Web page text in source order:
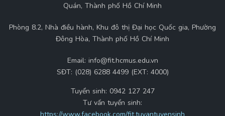
Quán, Thành phố Hồ Chí Minh
Phòng 8.2, Nhà điều hành, Khu đô thị Đại học Quốc gia, Phường
Đông Hòa, Thành phố Hồ Chí Minh
Email: info@fit.hcmus.edu.vn
SĐT: (028) 6288 4499 (EXT: 4000)
Tuyển sinh: 0942 127 247
Tư vấn tuyển sinh: